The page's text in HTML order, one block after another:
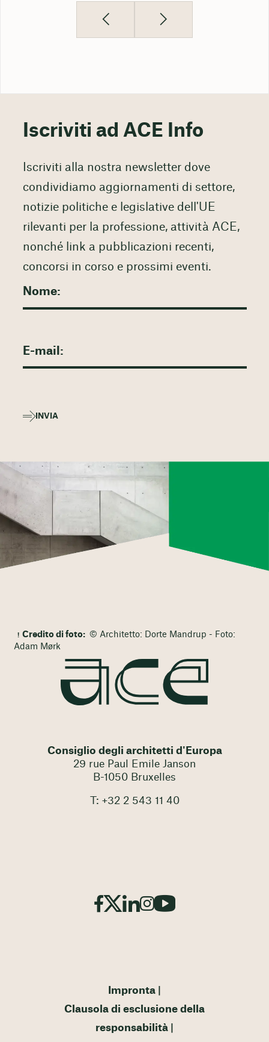
Iscriviti ad ACE Info
Iscriviti alla nostra newsletter dove
condividiamo aggiornamenti di settore,
notizie politiche e legislative dell'UE
rilevanti per la professione, attività ACE,
nonché link a pubblicazioni recenti,
concorsi in corso e prossimi eventi.
INVIA
Credito di foto: © Architetto: Dorte Mandrup - Foto:
Adam Mørk
Consiglio degli architetti d'Europa
29 rue Paul Emile Janson
B-1050 Bruxelles
T: +32 2 543 11 40
Impronta
Clausola di esclusione della
responsabilità